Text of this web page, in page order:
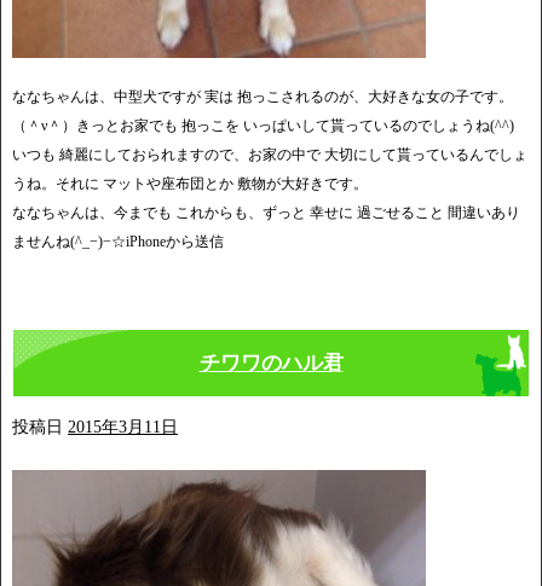
ななちゃんは、中型犬ですが 実は 抱っこされるのが、大好きな女の子です。
（＾ν＾）きっとお家でも 抱っこを いっぱいして貰っているのでしょうね(^^)
いつも 綺麗にしておられますので、お家の中で 大切にして貰っているんでしょ
うね。それに マットや座布団とか 敷物が大好きです。
ななちゃんは、今までも これからも、ずっと 幸せに 過ごせること 間違いあり
ませんね(^_−)−☆iPhoneから送信
チワワのハル君
投稿日 2015年3月11日